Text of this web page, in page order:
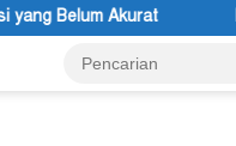
Darius Sabon Rain: 19